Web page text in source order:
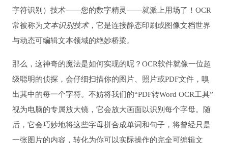
字符识别）技术——您的数字精灵——就派上用场了！OCR
常被称为文本识别技术，它是连接静态印刷或图像文档世界
与动态可编辑文本领域的绝妙桥梁。
那么，这神奇的魔法是如何实现的呢？OCR软件就像一位超
级聪明的侦探，会仔细扫描你的图片、照片或PDF文件，嗅
出其中的每一个字符。不妨将我们的“PDF转Word OCR工具”
视为电脑的专属放大镜，它会放大画面以识别每个字母。随
后，它会巧妙地将这些字母拼合成单词和句子，将曾经只是
一张图片的内容，转化为你可以实际操作的完全可编辑文